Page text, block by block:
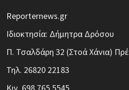
Reporternews.gr
Ιδιοκτησία: Δήμητρα Δρόσου
Π. Τσαλδάρη 32 (Στοά Χάνια)
Τηλ. 26820 22183
Κιν. 698 765 5545